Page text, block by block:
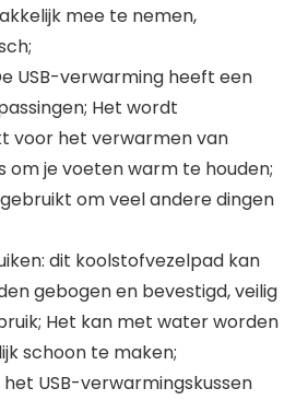
mee te nemen,
USB-verwarming heeft een
Het wordt
voor het verwarmen van
om je voeten warm te houden;
om veel andere dingen
dit koolstofvezelpad kan
gebogen en bevestigd, veilig
Het kan met water worden
schoon te maken;
USB-verwarmingskussen